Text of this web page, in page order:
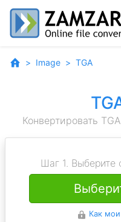
Image TGA
Конвертировать
Шаг 1. Выберите
Как